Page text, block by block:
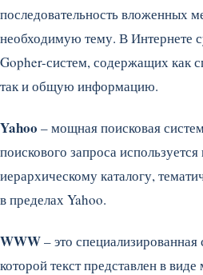
последовательность вложенных
необходимую тему. В Интернете
Gopher-систем, содержащих как
так и общую информацию.
Yahoo – мощная поисковая
поискового запроса
иерархическому каталогу,
в пределах Yahoo.
WWW– это специализированная
которой текст представлен в